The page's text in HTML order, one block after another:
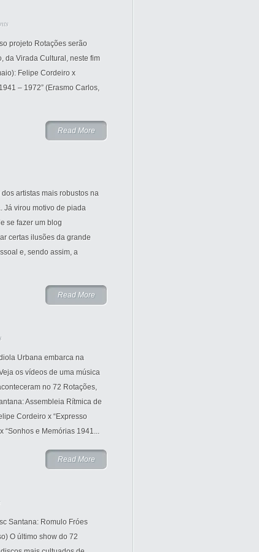
projeto Rotações serão
da Virada Cultural, neste fim
Felipe Cordeiro x
– 1972” (Erasmo Carlos,
Read More
artistas mais robustos na
Já virou motivo de piada
se fazer um blog
certas ilusões da grande
e, sendo assim, a
Read More
Urbana embarca na
os vídeos de uma música
no 72 Rotações,
Assembleia Rítmica de
Cordeiro x “Expresso
“Sonhos e Memórias 1941...
Read More
Santana: Romulo Fróes
O último show do 72